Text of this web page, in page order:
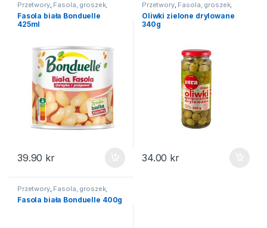
Przetwory, Fasola, groszek,
kukurydza
Fasola biała Bonduelle
425ml
39.90 kr
Przetwory, Fasola, groszek,
kukurydza
Oliwki zielone drylowane
340g
34.00 kr
Przetwory, Fasola, groszek,
kukurydza
Fasola biała Bonduelle 400g